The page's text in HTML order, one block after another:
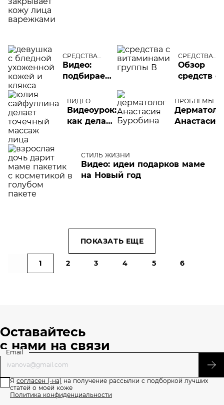
СРЕДСТВА
УХОДА
Видео:
подбираем
для
очищения
и детокса
СРЕДСТВА
УХОДА
Обзор
средств с
группы В
ВИДЕО
Видеоурок:
как делать
лица
ПРОБЛЕМЫ
КОЖИ ЛИЦА
Анастасия
СТИЛЬ ЖИЗНИ
Видео: идеи подарков маме
на Новый год
1 2 3 4 5 6
ПОКАЗАТЬ ЕЩЕ
Оставайтесь
с нами на связи
Email
Я согласен (-на) на получение рассылки с подборкой лучших
статей о моей коже
Политика конфиденциальности